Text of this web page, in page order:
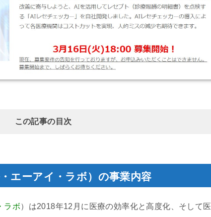
この記事の目次
エーアイ・ラボ）の事業内容
ラボ）は2018年12月に医療の効率化と高度化、そして